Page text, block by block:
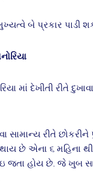
બે પ્રકાર પાડી
માં દેખીતી રીતે
સામાન્ય રીતે
છે એના ૬ મહિના થી
જતા હોય છે. જે ખુબ